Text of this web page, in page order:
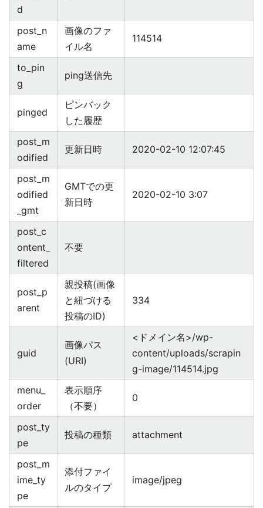
d
post_n
ame
画像のファ
イル名
114514
to_pin
g
ping送信先
pinged
ピンバック
した履歴
post_m
odified
更新日時 2020-02-10 12:07:45
post_m
odified
_gmt
GMTでの更
新日時
2020-02-10 3:07
post_c
ontent_
filtered
不要
post_p
arent
親投稿(画像
と紐づける
投稿のID)
334
guid
画像パス
(URI)
<ドメイン名>/wp-
content/uploads/scrapin
g-image/114514.jpg
menu_
order
表示順序
（不要）
0
post_ty
pe
投稿の種類 attachment
post_m
ime_ty
pe
添付ファイ
ルのタイプ
image/jpeg